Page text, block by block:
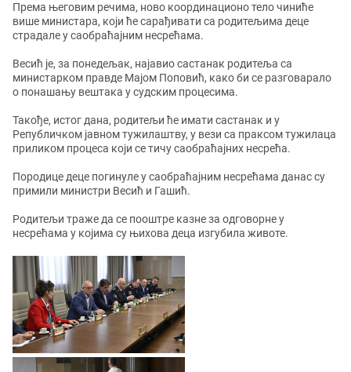
Према његовим речима, ново координационо тело чиниће
више министара, који ће сарађивати са родитељима деце
страдале у саобраћајним несрећама.
Весић је, за понедељак, најавио састанак родитеља са
министарком правде Мајом Поповић, како би се разговарало
о понашању вештака у судским процесима.
Такође, истог дана, родитељи ће имати састанак и у
Републичком јавном тужилаштву, у вези са праксом тужилаца
приликом процеса који се тичу саобраћајних несрећа.
Породице деце погинуле у саобраћајним несрећама данас су
примили министри Весић и Гашић.
Родитељи траже да се пооштре казне за одговорне у
несрећама у којима су њихова деца изгубила животе.